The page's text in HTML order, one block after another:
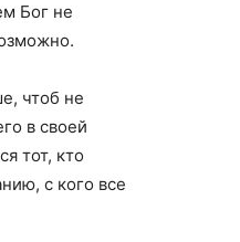
Бог не
чтоб не
в своей
тот, кто
с кого все